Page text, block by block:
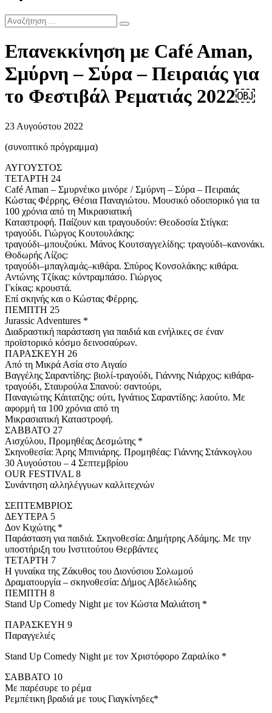
Επανεκκίνηση με Café Aman,
Σμύρνη – Σύρα – Πειραιάς για
το Φεστιβάλ Ρεματιάς 2022￼
23 Αυγούστου 2022
(συνοπτικό πρόγραμμα)
ΑΥΓΟΥΣΤΟΣ
ΤΕΤΑΡΤΗ 24
Café Aman – Σμυρνέικο μινόρε / Σμύρνη – Σύρα – Πειραιάς
Κώστας Φέρρης, Θέσια Παναγιώτου. Μουσικό οδοιπορικό για τα
100 χρόνια από τη Μικρασιατική
Καταστροφή. Παίζουν και τραγουδούν: Θεοδοσία Στίγκα:
τραγούδι. Γιώργος Κουτουλάκης:
τραγούδι–μπουζούκι. Μάνος Κουτσαγγελίδης: τραγούδι–κανονάκι.
Θοδωρής Λίζος:
τραγούδι–μπαγλαμάς–κιθάρα. Σπύρος Κονσολάκης: κιθάρα.
Αντώνης Τζίκας: κόντραμπάσο. Γιώργος
Γκίκας: κρουστά.
Επί σκηνής και ο Κώστας Φέρρης.
ΠΕΜΠΤΗ 25
Jurassic Adventures *
Διαδραστική παράσταση για παιδιά και ενήλικες σε έναν
προϊστορικό κόσμο δεινοσαύρων.
ΠΑΡΑΣΚΕΥΗ 26
Από τη Μικρά Ασία στο Αιγαίο
Βαγγέλης Σαραντίδης: βιολί-τραγούδι, Γιάννης Νιάρχος: κιθάρα-
τραγούδι, Σταυρούλα Σπανού: σαντούρι,
Παναγιώτης Κάιτατζης: ούτι, Ιγνάτιος Σαραντίδης: λαούτο. Με
αφορμή τα 100 χρόνια από τη
Μικρασιατική Καταστροφή.
ΣΑΒΒΑΤΟ 27
Αισχύλου, Προμηθέας Δεσμώτης *
Σκηνοθεσία: Άρης Μπινιάρης. Προμηθέας: Γιάννης Στάνκογλου
30 Αυγούστου – 4 Σεπτεμβρίου
OUR FESTIVAL 8
Συνάντηση αλληλέγγυων καλλιτεχνών
ΣΕΠΤΕΜΒΡΙΟΣ
ΔΕΥΤΕΡΑ 5
Δον Κιχώτης *
Παράσταση για παιδιά. Σκηνοθεσία: Δημήτρης Αδάμης. Με την
υποστήριξη του Ινστιτούτου Θερβάντες
ΤΕΤΑΡΤΗ 7
Η γυναίκα της Ζάκυθος του Διονύσιου Σολωμού
Δραματουργία – σκηνοθεσία: Δήμος Αβδελιώδης
ΠΕΜΠΤΗ 8
Stand Up Comedy Night με τον Κώστα Μαλιάτση *
ΠΑΡΑΣΚΕΥΗ 9
Παραγγελιές
Stand Up Comedy Night με τον Χριστόφορο Ζαραλίκο *
ΣΑΒΒΑΤΟ 10
Με παρέσυρε το ρέμα
Ρεμπέτικη βραδιά με τους Γιαγκίνηδες*